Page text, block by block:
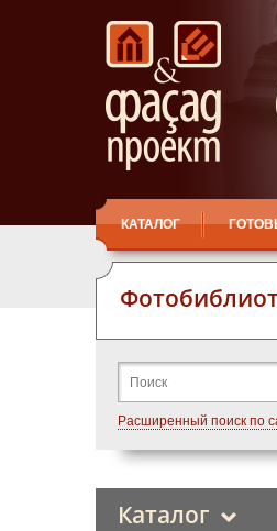
КАТАЛОГ
Расширенный поиск по
Каталог